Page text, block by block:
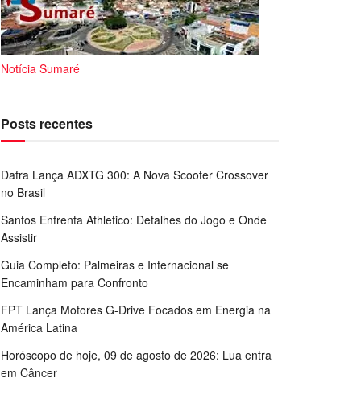
Notícia Sumaré
Posts recentes
Dafra Lança ADXTG 300: A Nova Scooter Crossover
no Brasil
Santos Enfrenta Athletico: Detalhes do Jogo e Onde
Assistir
Guia Completo: Palmeiras e Internacional se
Encaminham para Confronto
FPT Lança Motores G-Drive Focados em Energia na
América Latina
Horóscopo de hoje, 09 de agosto de 2026: Lua entra
em Câncer